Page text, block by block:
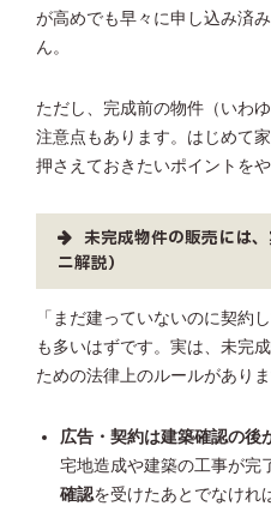
が高めでも早々に申し込み済
ん。
ただし、完成前の物件（いわ
注意点もあります。はじめて
押さえておきたいポイントを
未完成物件の販売には
ニ解説）
「まだ建っていないのに契約
も多いはずです。実は、未完
ための法律上のルールがありま
広告・契約は建築確認の後
宅地造成や建築の工事が完
確認を受けたあとでなけれ